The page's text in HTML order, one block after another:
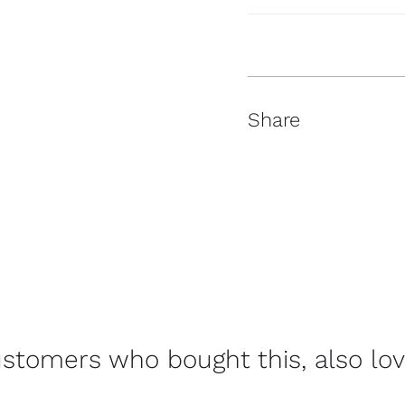
Share
who bought this, also